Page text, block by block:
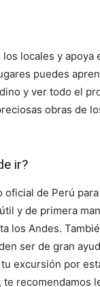
locales y apoya
puedes
y ver todo el
obras de
ir?
oficial de Perú
y de primera
los Andes.
ser de gran
excursión por
, te recomendamos